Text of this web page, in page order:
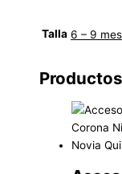
Talla 6 – 9